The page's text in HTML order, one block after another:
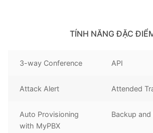
TÍNH NĂNG ĐẶC
3-way Conference API
Attack Alert Attended
Auto Provisioning
with MyPBX
Backup and